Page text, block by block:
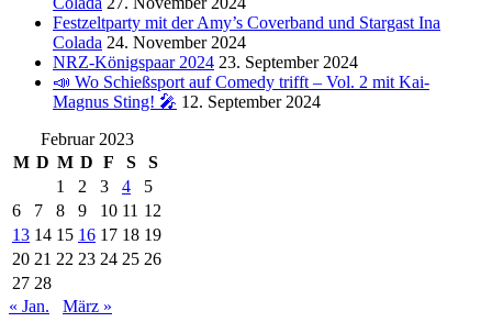
Festzeltparty mit der Amy’s Coverband und Stargast Ina
Colada 24. November 2024
NRZ-Königspaar 2024 23. September 2024
📣 Wo Schießsport auf Comedy trifft – Vol. 2 mit Kai-
Magnus Sting! 🎤 12. September 2024
Februar 2023
M D M D F S
S
1
2 3 4
5
6
7 8 9 10 11 12
13 14 15 16 17 18 19
20 21 22 23 24 25 26
27 28
« Jan.
März »